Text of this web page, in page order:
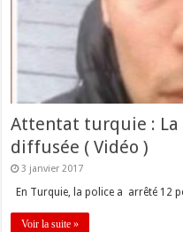
Attentat turquie : La
diffusée ( Vidéo )
3 janvier 2017
En Turquie, la police a arrêté 12
Voir la suite »